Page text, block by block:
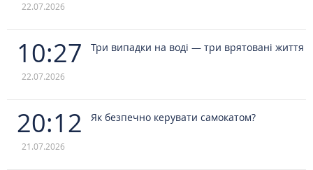
22.07.2026
10:27
22.07.2026
Три випадки на воді — три врятовані життя
20:12
21.07.2026
Як безпечно керувати самокатом?